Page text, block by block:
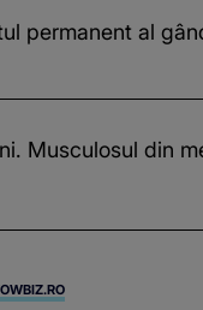
permanent al
Musculosul din